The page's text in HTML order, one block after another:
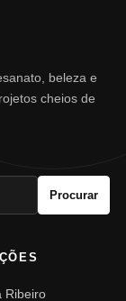
beleza e
cheios de
Procurar
Ribeiro